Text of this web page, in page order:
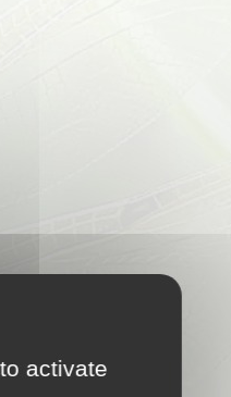
activate